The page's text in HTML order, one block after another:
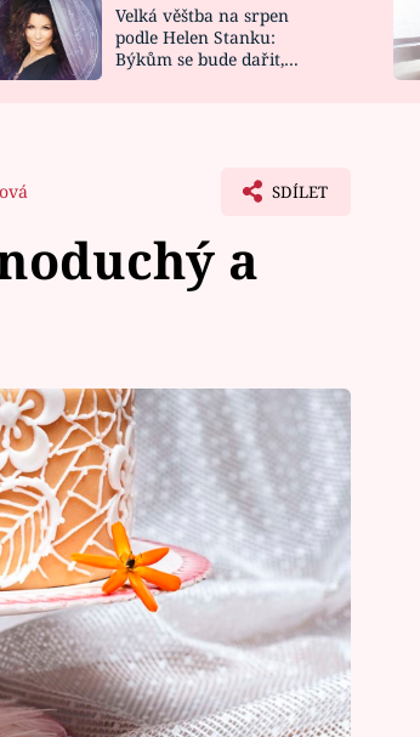
NOVINKY
VIDEORECEPTY
DESIGN
Velká věštba na srpen
podle Helen Stanku:
Býkům se bude dařit,
SDÍLET
a